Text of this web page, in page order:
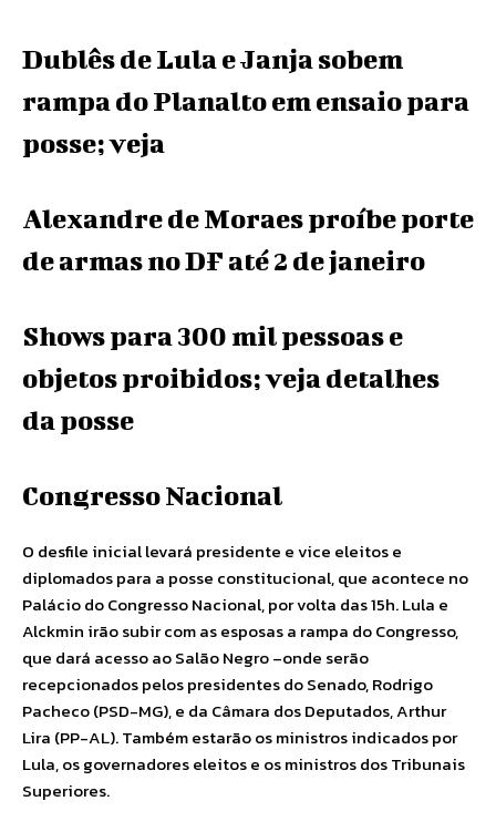
Dublês de Lula e Janja sobem
rampa do Planalto em ensaio para
posse; veja
Alexandre de Moraes proíbe porte
de armas no DF até 2 de janeiro
Shows para 300 mil pessoas e
objetos proibidos; veja detalhes
da posse
Congresso Nacional
O desfile inicial levará presidente e vice eleitos e
diplomados para a posse constitucional, que acontece no
Palácio do Congresso Nacional, por volta das 15h. Lula e
Alckmin irão subir com as esposas a rampa do Congresso,
que dará acesso ao Salão Negro –onde serão
recepcionados pelos presidentes do Senado, Rodrigo
Pacheco (PSD-MG), e da Câmara dos Deputados, Arthur
Lira (PP-AL). Também estarão os ministros indicados por
Lula, os governadores eleitos e os ministros dos Tribunais
Superiores.